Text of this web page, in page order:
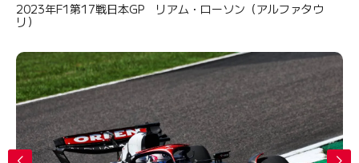
2023年F1第17戦日本GP リアム・ローソン（アルファタウ
リ）